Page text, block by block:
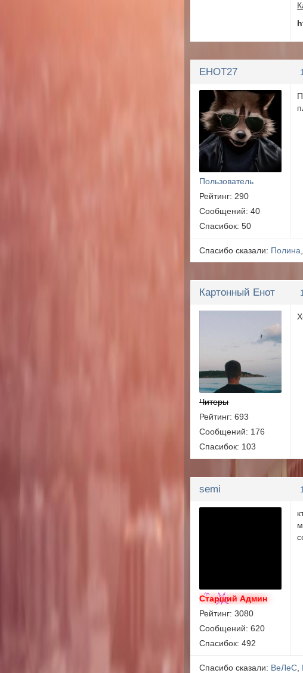
EHOT27
Пользователь
Рейтинг: 290
Сообщений: 40
Спасибок: 50
Спасибо сказали: Полина
Картонный Енот
Читеры
Рейтинг: 693
Сообщений: 176
Спасибок: 103
semi
Старший Админ
Рейтинг: 3080
Сообщений: 620
Спасибок: 492
Спасибо сказали: ВеЛеС